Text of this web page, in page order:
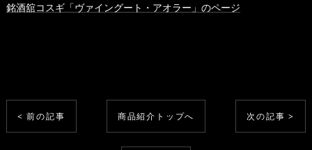
銘酒舘コスギ「ヴァイングート・アオラー」のページ
< 前の記事 商品紹介トップへ 次の記事 >